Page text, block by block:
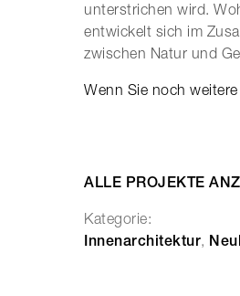
unterstrichen wird.
entwickelt sich im
zwischen Natur und
Wenn Sie noch
ALLE PROJEKTE
Kategorie:
Innenarchitektur,